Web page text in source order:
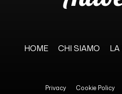
HOME CHI SIAMO LA
Privacy Cookie Policy